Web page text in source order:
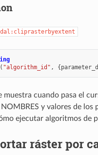
"algorithm_id" , {
muestra cuando pasa el
y valores de los
ejecutar algoritmos de
ráster por